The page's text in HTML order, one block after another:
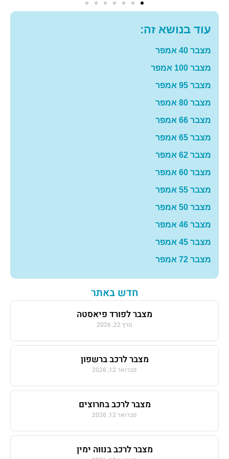
עוד בנושא זה:
מצבר 40 אמפר
מצבר 100 אמפר
מצבר 95 אמפר
מצבר 80 אמפר
מצבר 66 אמפר
מצבר 65 אמפר
מצבר 62 אמפר
מצבר 60 אמפר
מצבר 55 אמפר
מצבר 50 אמפר
מצבר 46 אמפר
מצבר 45 אמפר
מצבר 72 אמפר
חדש באתר
מצבר לפורד פיאסטה
מרץ 22, 2026
מצבר לרכב ברשפון
פברואר 12, 2026
מצבר לרכב בחרוצים
פברואר 12, 2026
מצבר לרכב בנווה ימין